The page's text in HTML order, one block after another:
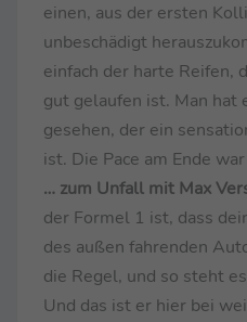
einen, aus der ersten
unbeschädigt
einfach der harte Reifen,
gut gelaufen ist. Man hat
gesehen, der ein
ist. Die Pace am Ende
… zum Unfall mit Max
der Formel 1 ist, dass
des außen fahrenden
die Regel, und so steht
Und das ist er hier bei